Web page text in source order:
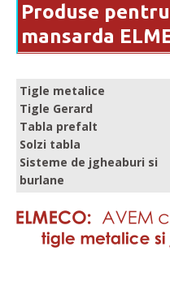
Produse
mansarda
Tigle metalice
Tigle Gerard
Tabla prefalt
Solzi tabla
Sisteme de jgheaburi si
burlane